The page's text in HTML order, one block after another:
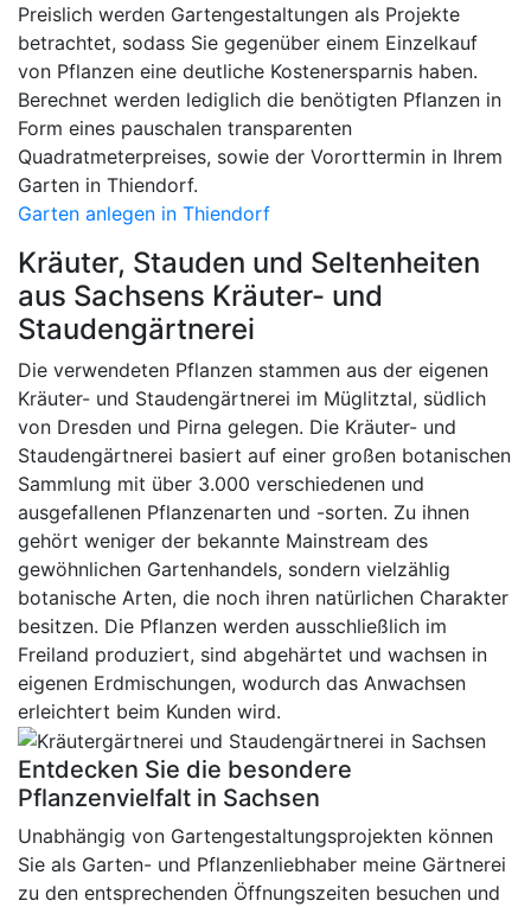
Preislich werden Gartengestaltungen als Projekte
betrachtet, sodass Sie gegenüber einem Einzelkauf
von Pflanzen eine deutliche Kostenersparnis haben.
Berechnet werden lediglich die benötigten Pflanzen in
Form eines pauschalen transparenten
Quadratmeterpreises, sowie der Vororttermin in Ihrem
Garten in Thiendorf.
Garten anlegen in Thiendorf
Kräuter, Stauden und Seltenheiten
aus Sachsens Kräuter- und
Staudengärtnerei
Die verwendeten Pflanzen stammen aus der eigenen
Kräuter- und Staudengärtnerei im Müglitztal, südlich
von Dresden und Pirna gelegen. Die Kräuter- und
Staudengärtnerei basiert auf einer großen botanischen
Sammlung mit über 3.000 verschiedenen und
ausgefallenen Pflanzenarten und -sorten. Zu ihnen
gehört weniger der bekannte Mainstream des
gewöhnlichen Gartenhandels, sondern vielzählig
botanische Arten, die noch ihren natürlichen Charakter
besitzen. Die Pflanzen werden ausschließlich im
Freiland produziert, sind abgehärtet und wachsen in
eigenen Erdmischungen, wodurch das Anwachsen
erleichtert beim Kunden wird.
Entdecken Sie die besondere
Pflanzenvielfalt in Sachsen
Unabhängig von Gartengestaltungsprojekten können
Sie als Garten- und Pflanzenliebhaber meine Gärtnerei
zu den entsprechenden Öffnungszeiten besuchen und